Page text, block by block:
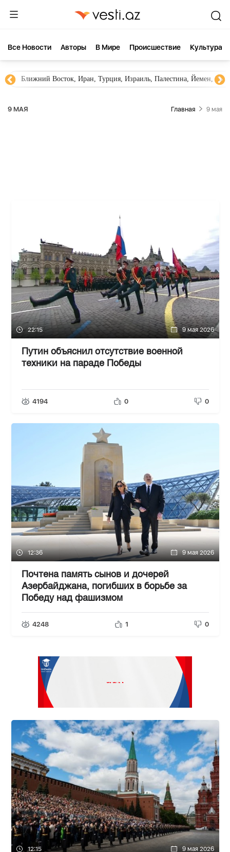
Все Новости Aвторы В Мире Происшествие Культура
Ближний Восток, Иран, Турция, Израиль, Палестина, Йемен,
9 МАЯ Главная 9 мая
22:15 9 мая 2026
Путин объяснил отсутствие военной
техники на параде Победы
4194 0 0
12:36 9 мая 2026
Почтена память сынов и дочерей
Азербайджана, погибших в борьбе за
Победу над фашизмом
4248 1 0
12:15 9 мая 2026